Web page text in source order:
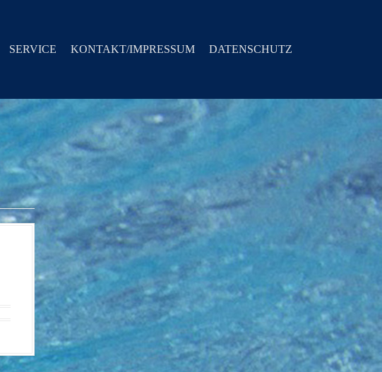
SERVICE KONTAKT/IMPRESSUM DATENSCHUTZ